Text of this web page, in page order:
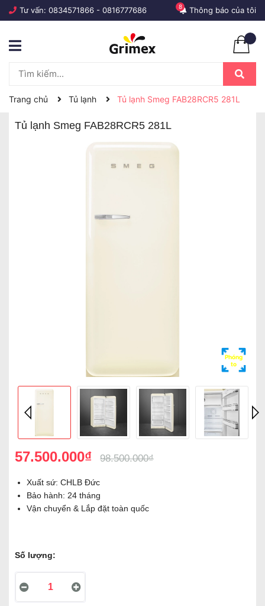
Tư vấn: 0834571866 - 0816777686 Thông báo của tôi
8
Trang chủ Tủ lạnh Tủ lạnh Smeg FAB28RCR5 281L
Tủ lạnh Smeg FAB28RCR5 281L
Phóng
to
57.500.000₫ 98.500.000₫
Xuất sứ: CHLB Đức
Bảo hành: 24 tháng
Vận chuyển & Lắp đặt toàn quốc
Số lượng: